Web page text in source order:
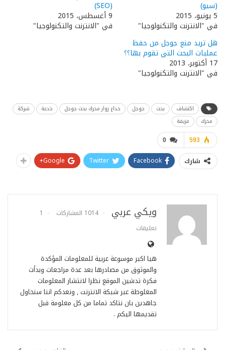
(سيو)
5 يونيو، 2015
في "الانترنت والتكنولوجيا"
(SEO)
9 أغسطس، 2015
في "الانترنت والتكنولوجيا"
هل تريد منع جوجل من حفظ
عمليات البحث التي تقوم بها؟؟
17 أكتوبر، 2013
في "الانترنت والتكنولوجيا"
اكتشاف بحث جوجل خداع زوار محرك بحث جوجل خدعة
شركة
محرك
مزيفة
0 593
شارك Facebook
Twitter
Google+
ويكي عربي 1014 المشاركات
1
تعليقات
هيا اكبر موسوعة عربية للمعلومات المؤكدة
والموثوق من مصادرها بعد عدة مراجعات وبدأت
فكرة تدشين الموقع نظرا لانتشار المعلومات
المغلوطة عبر شبكة الانترنت , ونعدكم اننا سنحاول
جاهدين بان نتاكد تماما من كل معلومة قبل
تقديمها اليكم .